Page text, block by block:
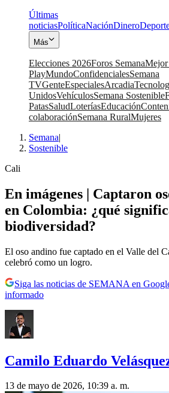
Últimas
noticiasPolíticaNaciónDinero
Más
Elecciones 2026Foros Semana
PlayMundoConfidencialesSemana
TVGenteEspecialesArcadia
UnidosVehículosSemana Sostenible
PatasSaludLoteríasEducación
colaboraciónSemana RuralMujeres
Semana|
Sostenible
Cali
En imágenes | Captaron
en Colombia: ¿qué
biodiversidad?
El oso andino fue captado en el Valle del
celebró como un logro.
Siga las noticias de SEMANA en
informado
Camilo Eduardo
13 de mayo de 2026, 10:39 a. m.